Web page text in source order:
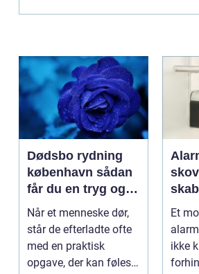
Dødsbo rydning
københavn sådan
får du en tryg og
effektiv løsning
Når et menneske dør,
står de efterladte ofte
med en praktisk
opgave, der kan føles
i
Et
ikke